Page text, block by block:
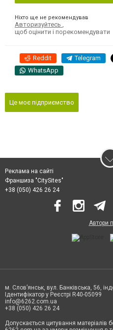
Ніхто ще не рекомендував
Авторизуйтесь
щоб оцінити і порекомендувати
Reddit Telegram
WhatsApp
Це моє підприємство
Реклама на сайті
Франшиза "CitySites"
+38 (050) 426 26 24
Автори
м. Слов’янськ, вул. Банківська, 56,
Ідентифікатор у Реєстрі R40-05099
info@6262.com.ua
+38 (050) 426 26 24
Допускається цитування матеріалів